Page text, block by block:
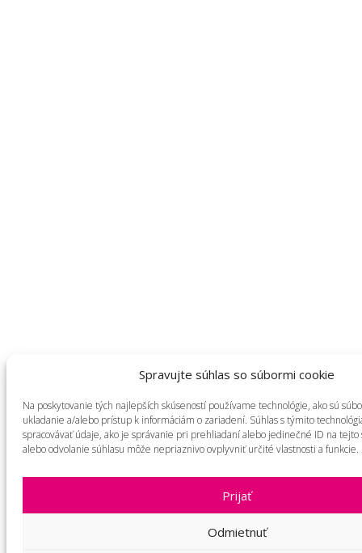
Spravujte súhlas so súbormi cookie
Na poskytovanie tých najlepších skúseností používame technológie, ako sú
ukladanie a/alebo prístup k informáciám o zariadení. Súhlas s týmito
spracovávať údaje, ako je správanie pri prehliadaní alebo jedinečné ID na tejto
alebo odvolanie súhlasu môže nepriaznivo ovplyvniť určité vlastnosti a funkcie.
Prijať
Odmietnuť